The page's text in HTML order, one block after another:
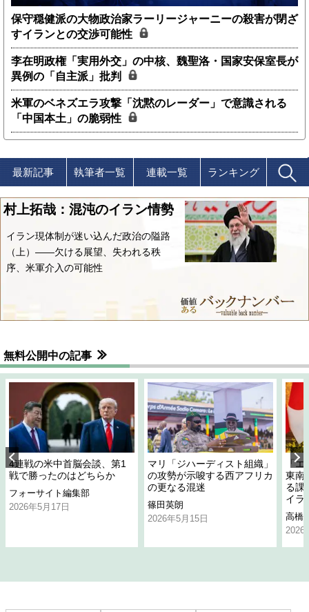
保守穏健派の大物政治家ラーリージャーニーの殺害が閉ざ
すイランとの交渉可能性
李在明政権「実用外交」の中核、魏聖洛・国家安保室長が
異例の「自主派」批判
米軍のベネズエラ攻撃「沈黙のレーダー」で意識される
「中国本土」の脆弱性
最新記事 執筆者一覧 連載一覧 ランキング
村上拓哉：混沌のイラン情勢
イラン現体制が迷い込んだ政治の隘路
（上）――欠ける展望、失われる秩
序、米軍介入の可能性
無料公開中の記事
4連戦の米中首脳会談、第1
戦で勝ったのはどちらか
フォーサイト編集部
2026年5月17日
マリ「ジハーディスト組織」
の攻勢が示唆する西アフリカ
の更なる混迷
篠田英朗
2026年5月15日
「
東南
る課
イラ
高橋
2026